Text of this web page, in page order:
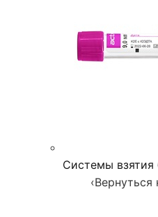
Системы взятия
‹Вернуться